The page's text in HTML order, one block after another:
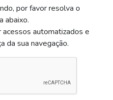
por favor resolva o
abaixo.
acessos automatizados e
da sua navegação.